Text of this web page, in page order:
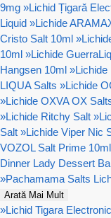
9mg »Lichid Țigară
Liquid »Lichide
Cristo Salt 10ml »
10ml »Lichide
Hangsen 10ml »Lichide
LIQUA Salts »Lichide
»Lichide OXVA OX
»Lichide Ritchy Salt »
Salt »Lichide Viper Nic
VOZOL Salt Prime 10ml
Dinner Lady Dessert
»Pachamama Salts
Arată Mai Mult
»Lichid Tigara